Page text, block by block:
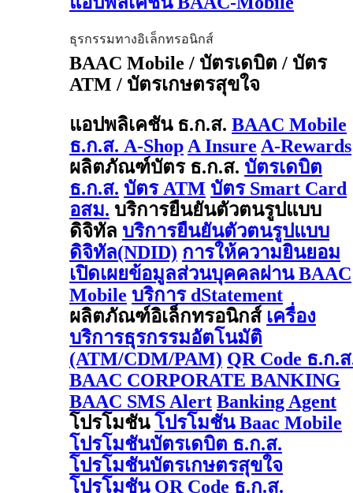
ธุรกรรมทางอิเล็กทรอนิกส์
BAAC Mobile / บัตรเดบิต / บัตร
ATM / บัตรเกษตรสุขใจ
แอปพลิเคชัน ธ.ก.ส. BAAC Mobile
ธ.ก.ส. A-Shop A Insure A-Rewards
ผลิตภัณฑ์บัตร ธ.ก.ส. บัตรเดบิต
ธ.ก.ส. บัตร ATM บัตร Smart Card
อสม. บริการยืนยันตัวตนรูปแบบ
ดิจิทัล บริการยืนยันตัวตนรูปแบบ
ดิจิทัล(NDID) การให้ความยินยอม
เปิดเผยข้อมูลส่วนบุคคลผ่าน BAAC
Mobile บริการ dStatement
ผลิตภัณฑ์อิเล็กทรอนิกส์ เครื่อง
บริการธุรกรรมอัตโนมัติ
(ATM/CDM/PAM) QR Code ธ.ก.
BAAC CORPORATE BANKING
BAAC SMS Alert Banking Agent
โปรโมชัน โปรโมชัน Baac Mobile
โปรโมชันบัตรเดบิต ธ.ก.ส.
โปรโมชันบัตรเกษตรสุขใจ
โปรโมชัน QR Code ธ.ก.ส.